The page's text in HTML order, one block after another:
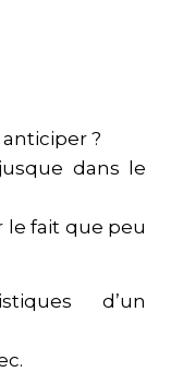
?
dans le
le fait que peu
d’un